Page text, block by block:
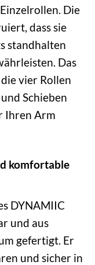
Die
dass sie
standhalten
Das
vier Rollen
Schieben
Ihren Arm
komfortable
DYNAMIIC
und aus
gefertigt. Er
und sicher in